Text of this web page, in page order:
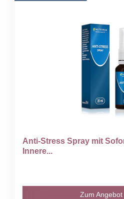
Anti-Stress Spray mit
Innere...
Zum Angebot